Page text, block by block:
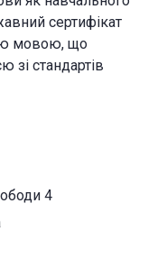
сертифікат
мовою, що
зі стандартів
4